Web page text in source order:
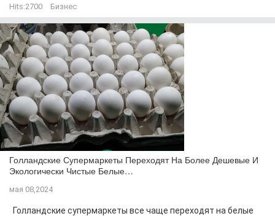
Hits:2700 Бизнес
Голландские Супермаркеты Переходят На Более Дешевые И
Экологически Чистые Белые…
мая 08,2024
Голландские супермаркеты все чаще переходят на белые